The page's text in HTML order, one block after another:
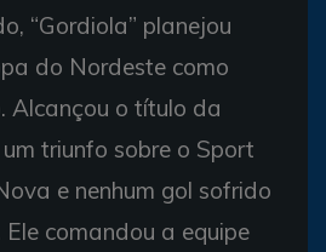
“Gordiola” planejou
do Nordeste como
Alcançou o título da
triunfo sobre o Sport
e nenhum gol sofrido
comandou a equipe